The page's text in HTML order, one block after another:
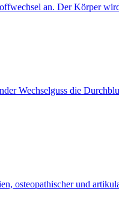
an. Der Körper
Wechselguss die
osteopathischer und